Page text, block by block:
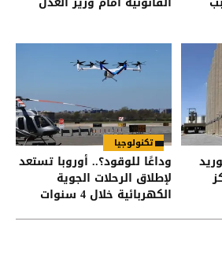
تكنولوجيا
وداعًا للوقود؟.. أوروبا تستعد
لإطلاق الرحلات الجوية
الكهربائية خلال 4 سنوات